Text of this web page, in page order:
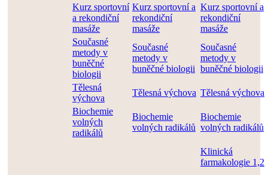
Kurz sportovní
a rekondiční
masáže
Kurz sportovní a
rekondiční
masáže
Kurz sportovní a
rekondiční
masáže
Současné
metody v
buněčné
biologii
Současné
metody v
buněčné biologii
Současné
metody v
buněčné biologii
Tělesná
výchova
Tělesná výchova Tělesná výchova
Biochemie
volných
radikálů
Biochemie
volných radikálů
Biochemie
volných radikálů
Klinická
farmakologie 1,2